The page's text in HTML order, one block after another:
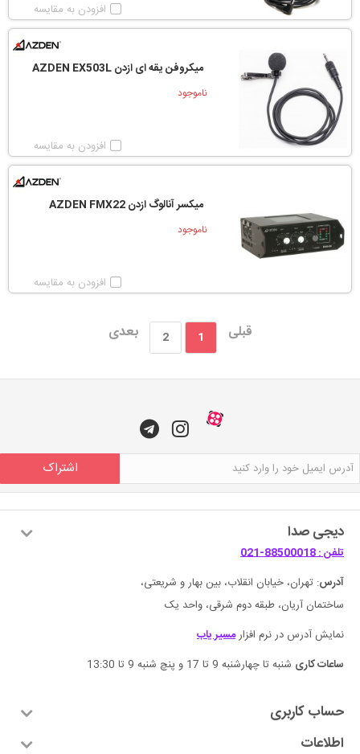
افزودن به مقایسه
میکروفن یقه ای ازدن AZDEN EX503L
ناموجود
افزودن به مقایسه
میکسر آنالوگ ازدن AZDEN FMX22
ناموجود
افزودن به مقایسه
قبلی 1
2 بعدی
اشتراک
دیجی صدا
تلفن : 88500018-021
آدرس: تهران، خیابان انقلاب، بین بهار و شریعتی،
ساختمان آریان، طبقه دوم شرقی، واحد یک
نمایش آدرس در نرم افزارمسیر یاب
ساعات کاری شنبه تا چهارشنبه 9 تا 17 و پنچ شنبه 9 تا 13:30
حساب کاربری
اطلاعات